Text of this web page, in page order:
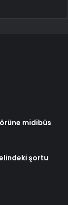
midibüs
şortu